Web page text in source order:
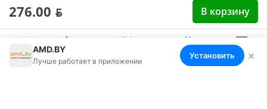
Меню Корзина Избранное Сравнение Войти
276.00 ƃ В корзину
реестре с 14 сентября 2020г.
Номер телефона работников местных исполнительных и
AMD.BY
Лучше работает в приложении
Установить ×